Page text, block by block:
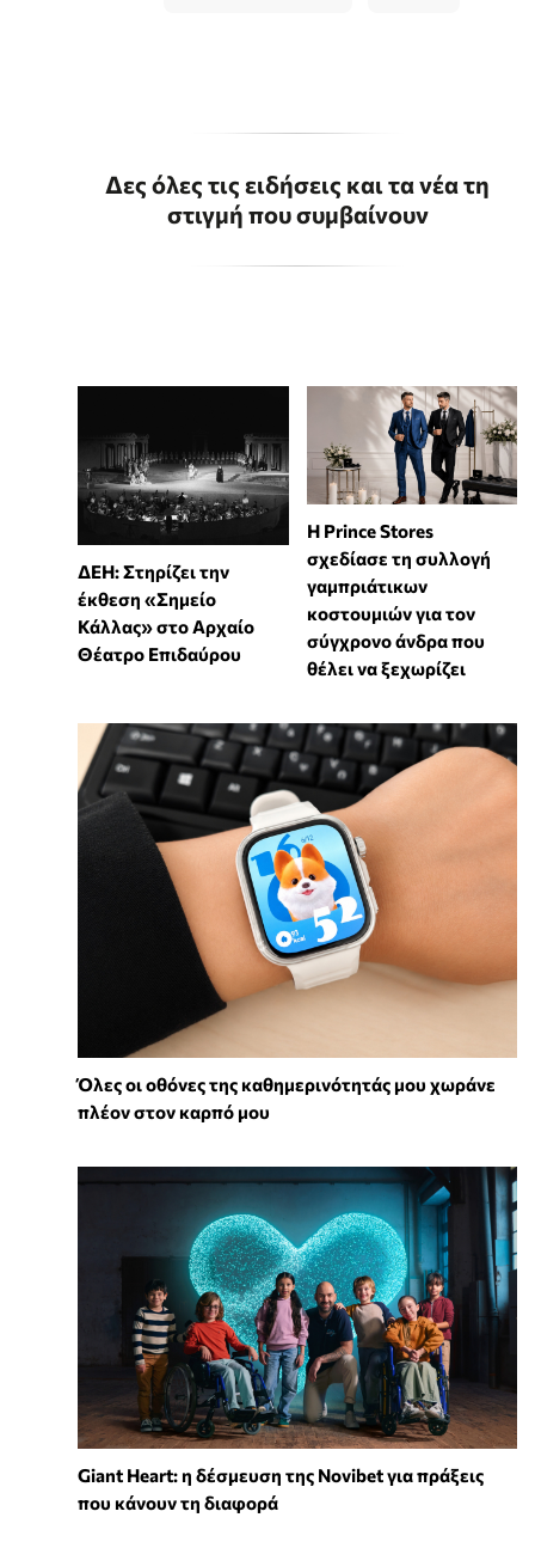
Δες όλες τις ειδήσεις και τα νέα τη
στιγμή που συμβαίνουν
ΔΕΗ: Στηρίζει την
έκθεση «Σημείο
Κάλλας» στο Αρχαίο
Θέατρο Επιδαύρου
Η Prince Stores
σχεδίασε τη συλλογή
γαμπριάτικων
κοστουμιών για τον
σύγχρονο άνδρα που
θέλει να ξεχωρίζει
Όλες οι οθόνες της καθημερινότητάς μου χωράνε
πλέον στον καρπό μου
Giant Heart: η δέσμευση της Novibet για πράξεις
που κάνουν τη διαφορά